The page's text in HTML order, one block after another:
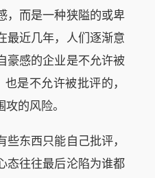
，而是一种狭隘的或卑
最近几年，人们逐渐意
豪感的企业是不允许被
是不允许被批评的，
的风险。
东西只能自己批评，
态往往最后沦陷为谁都